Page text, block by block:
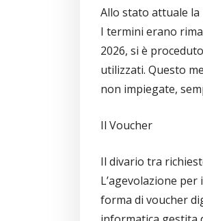
Allo stato attuale la
I termini erano
2026, si è
utilizzati. Questo
non impiegate,
Il Voucher
Il divario tra
L’agevolazione
forma di voucher